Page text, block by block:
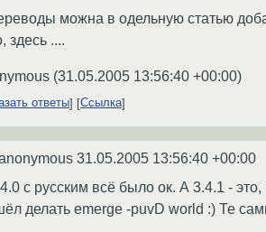
можна в одельную статью
здесь ....
(31.05.2005 13:56:40 +00:00)
ответы Ссылка
31.05.2005 13:56:40 +00:00
с русским всё было ок. А 3.4.1 -
делать emerge -puvD world :) Те